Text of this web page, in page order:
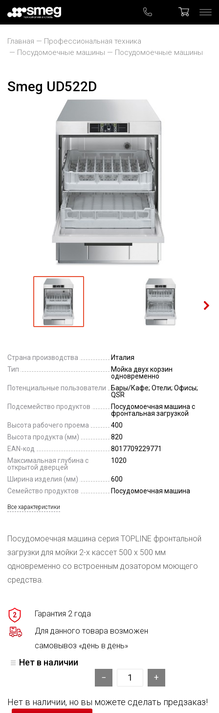
Главная
Профессиональная техника
Посудомоечные машины
Посудомоечные машины
Smeg UD522D
Страна производства
Италия
Тип
Мойка двух корзин
одновременно
Потенциальные пользователи
Бары/Кафе; Отели; Офисы;
QSR
Подсемейство продуктов
Посудомоечная машина с
фронтальная загрузкой
Высота рабочего проема
400
Высота продукта (мм)
820
EAN-код
8017709229771
Максимальная глубина с
открытой дверцей
1020
Ширина изделия (мм)
600
Семейство продуктов
Посудомоечная машина
Все характеристики
Посудомоечная машина серия TOPLINE фронтальной
загрузки для мойки 2-х кассет 500 х 500 мм
одновременно со встроенным дозатором моющего
средства.
2
Гарантия 2 года
Для данного товара возможен
самовывоз «день в день»
Нет в наличии
Нет в наличии, но вы можете сделать предзаказ!